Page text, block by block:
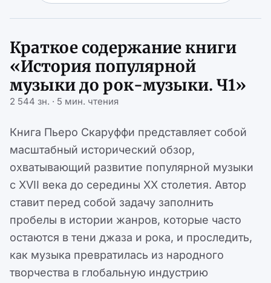
Краткое содержание книги
«История популярной
музыки до рок-музыки. Ч1»
2 544 зн. · 5 мин. чтения
Книга Пьеро Скаруффи представляет собой
масштабный исторический обзор,
охватывающий развитие популярной музыки
с XVII века до середины XX столетия. Автор
ставит перед собой задачу заполнить
пробелы в истории жанров, которые часто
остаются в тени джаза и рока, и проследить,
как музыка превратилась из народного
творчества в глобальную индустрию